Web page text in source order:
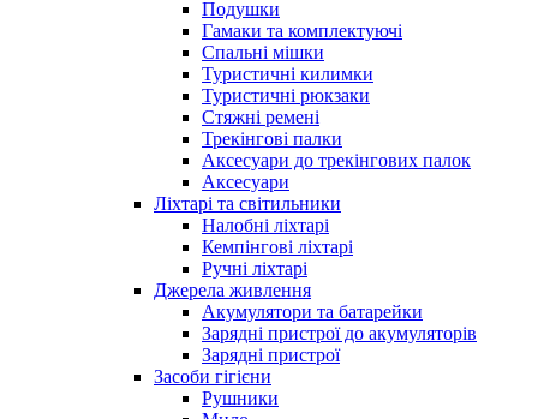
Подушки
Гамаки та комплектуючі
Спальні мішки
Туристичні килимки
Туристичні рюкзаки
Стяжні ремені
Трекінгові палки
Аксесуари до трекінгових палок
Аксесуари
Ліхтарі та світильники
Налобні ліхтарі
Кемпінгові ліхтарі
Ручні ліхтарі
Джерела живлення
Акумулятори та батарейки
Зарядні пристрої до акумуляторів
Зарядні пристрої
Засоби гігієни
Рушники